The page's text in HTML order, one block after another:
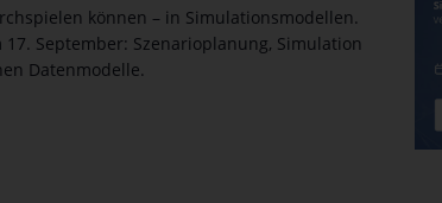
können – in Simulationsmodellen.
September: Szenarioplanung, Simulation
Datenmodelle.